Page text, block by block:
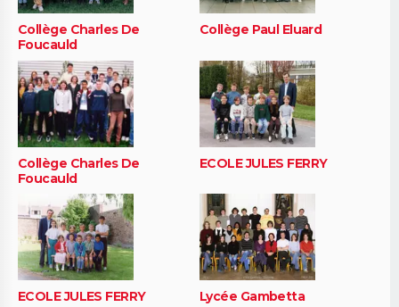
Collège Charles De
Foucauld
Collège Paul Eluard
Collège Charles De
Foucauld
ECOLE JULES FERRY
ECOLE JULES FERRY Lycée Gambetta